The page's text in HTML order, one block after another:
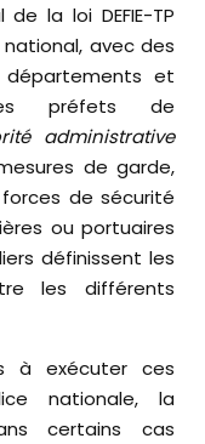
la loi DEFIE-TP
avec des
départements et
préfets de
administrative
de garde,
de sécurité
ou portuaires
définissent les
les différents
à exécuter ces
nationale, la
certains cas